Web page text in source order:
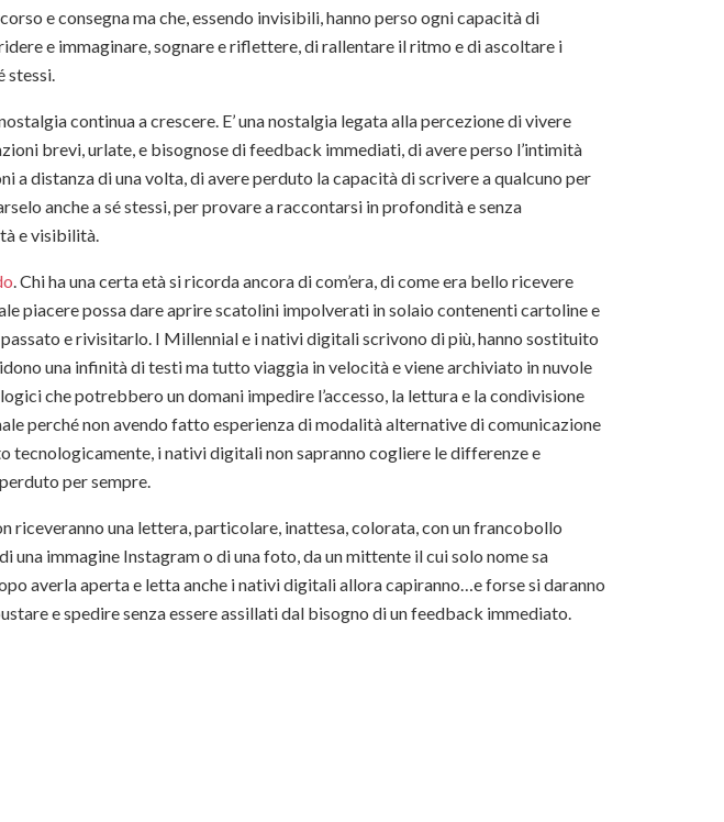
e consegna ma che, essendo invisibili, hanno perso ogni capacità di
e immaginare, sognare e riflettere, di rallentare il ritmo e di ascoltare i
stessi.
continua a crescere. E’ una nostalgia legata alla percezione di vivere
brevi, urlate, e bisognose di feedback immediati, di avere perso l’intimità
a distanza di una volta, di avere perduto la capacità di scrivere a qualcuno per
anche a sé stessi, per provare a raccontarsi in profondità e senza
e visibilità.
. Chi ha una certa età si ricorda ancora di com’era, di come era bello ricevere
piacere possa dare aprire scatolini impolverati in solaio contenenti cartoline e
e rivisitarlo. I Millennial e i nativi digitali scrivono di più, hanno sostituito
una infinità di testi ma tutto viaggia in velocità e viene archiviato in nuvole
che potrebbero un domani impedire l’accesso, la lettura e la condivisione
perché non avendo fatto esperienza di modalità alternative di comunicazione
tecnologicamente, i nativi digitali non sapranno cogliere le differenze e
per sempre.
riceveranno una lettera, particolare, inattesa, colorata, con un francobollo
una immagine Instagram o di una foto, da un mittente il cui solo nome sa
averla aperta e letta anche i nativi digitali allora capiranno…e forse si daranno
e spedire senza essere assillati dal bisogno di un feedback immediato.